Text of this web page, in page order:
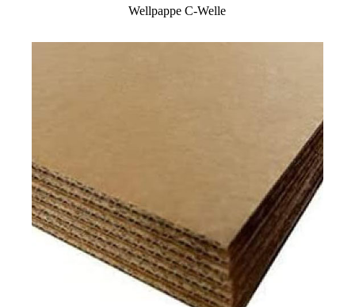
Wellpappe C-Welle